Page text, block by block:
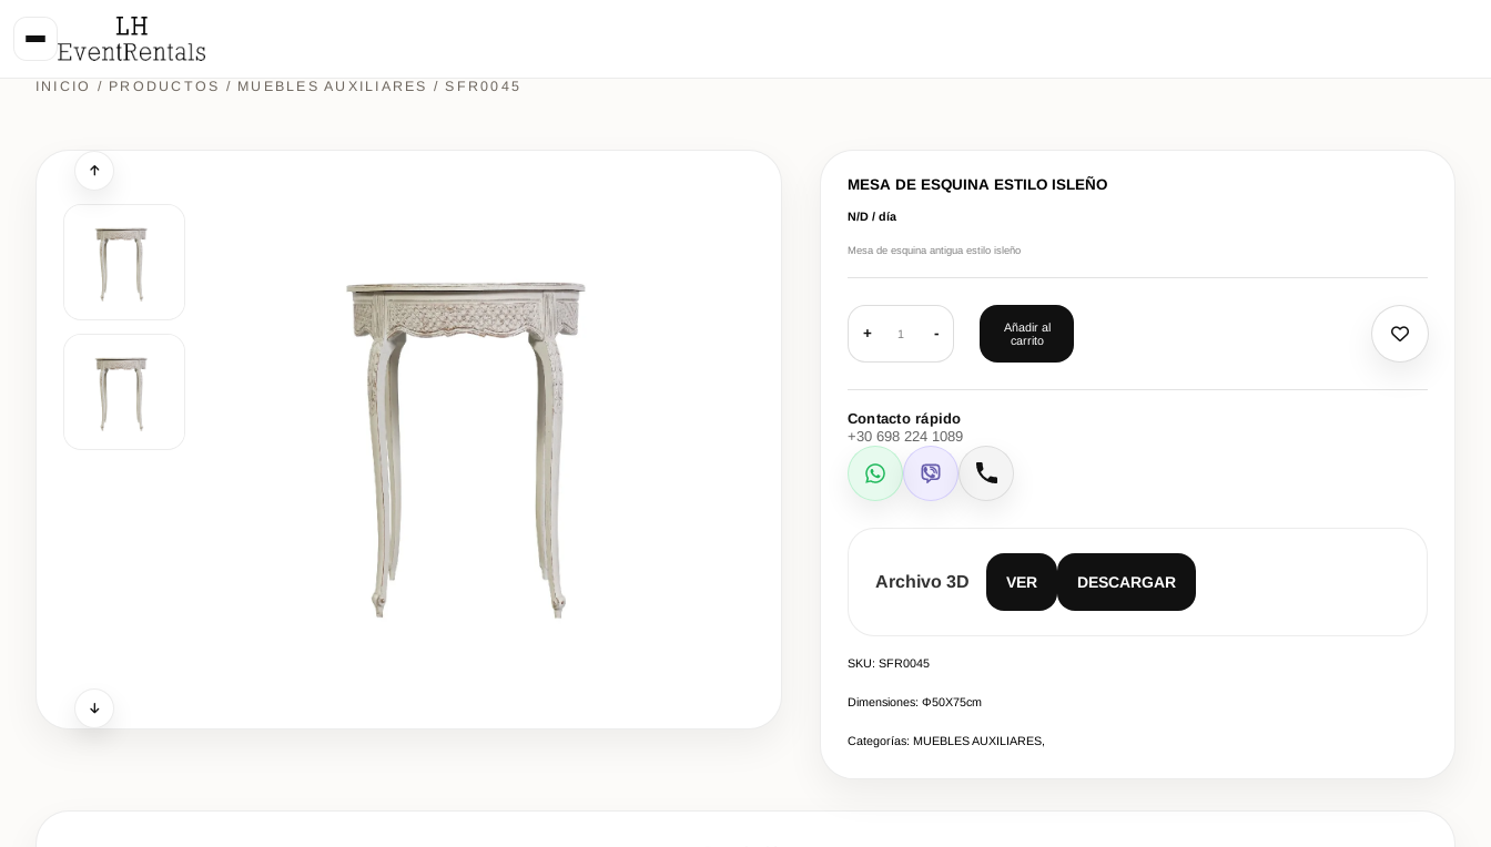
INICIO / PRODUCTOS / MUEBLES AUXILIARES / SFR0045
MESA DE ESQUINA ESTILO ISLEÑO
N/D / día
Mesa de esquina antigua estilo isleño
+ 1 -
Añadir al
carrito
Contacto rápido
+30 698 224 1089
WhatsApp
Viber Llamar
Archivo 3D VER DESCARGAR
SKU: SFR0045
Dimensiones: Φ50Χ75cm
Categorías: MUEBLES AUXILIARES,